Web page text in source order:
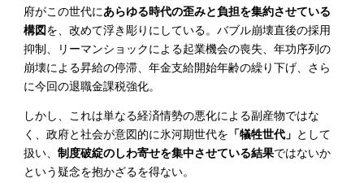
府がこの世代にあらゆる時代の歪みと負担を集約させている
構図を、改めて浮き彫りにしている。バブル崩壊直後の採用
抑制、リーマンショックによる起業機会の喪失、年功序列の
崩壊による昇給の停滞、年金支給開始年齢の繰り下げ、さら
に今回の退職金課税強化。
しかし、これは単なる経済情勢の悪化による副産物ではな
く、政府と社会が意図的に氷河期世代を 「犠牲世代」 として
扱い、制度破綻のしわ寄せを集中させている結果ではないか
という疑念を抱かざるを得ない。